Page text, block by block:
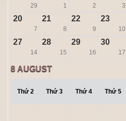
29 1 2 3
20
7
21
8
22
9
23
10
27
14
28
15
29
16
30
17
8 AUGUST
Thứ 2 Thứ 3 Thứ 4 Thứ 5